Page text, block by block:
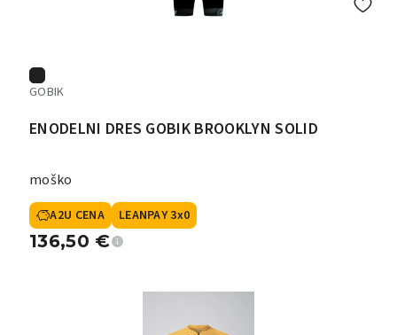
GOBIK
ENODELNI DRES GOBIK BROOKLYN SOLID
moško
A2U CENA LEANPAY 3x0
136,50 €